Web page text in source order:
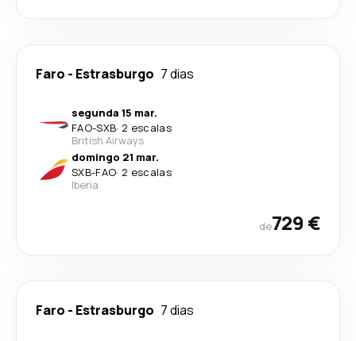
Faro - Estrasburgo 7 dias
segunda 15 mar.
FAO-SXB· 2 escalas
British Airways
domingo 21 mar.
SXB-FAO· 2 escalas
Iberia
de729 €
Faro - Estrasburgo 7 dias